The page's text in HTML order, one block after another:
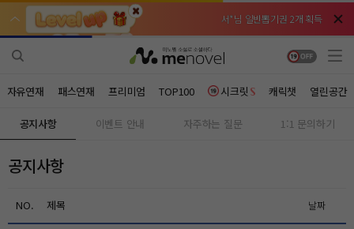
서*님 일반뽑기권 2개 획득
서*님 일반뽑기권 2개 획득
비*님 무료쿠폰 3개 획득
비*님 무료쿠폰 3개 획득
체험권 1일 획득
체험권 1일 획득
자유연재 패스연재 프리미엄 TOP100 시크릿 캐릭챗 열린공간
공지사항 이벤트 안내 자주하는 질문 1:1 문의하기
공지사항
NO. 제목 날짜